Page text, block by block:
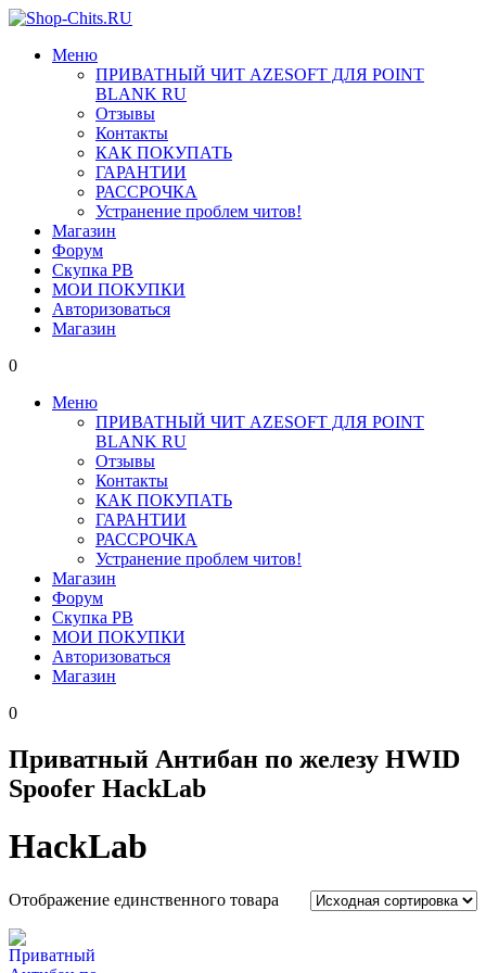
Меню
ПРИВАТНЫЙ ЧИТ AZESOFT ДЛЯ POINT
BLANK RU
Отзывы
Контакты
КАК ПОКУПАТЬ
ГАРАНТИИ
РАССРОЧКА
Устранение проблем читов!
Магазин
Форум
Скупка PB
МОИ ПОКУПКИ
Авторизоваться
Магазин
0
Меню
ПРИВАТНЫЙ ЧИТ AZESOFT ДЛЯ POINT
BLANK RU
Отзывы
Контакты
КАК ПОКУПАТЬ
ГАРАНТИИ
РАССРОЧКА
Устранение проблем читов!
Магазин
Форум
Скупка PB
МОИ ПОКУПКИ
Авторизоваться
Магазин
0
Приватный Антибан по железу HWID
Spoofer HackLab
HackLab
Отображение единственного товара